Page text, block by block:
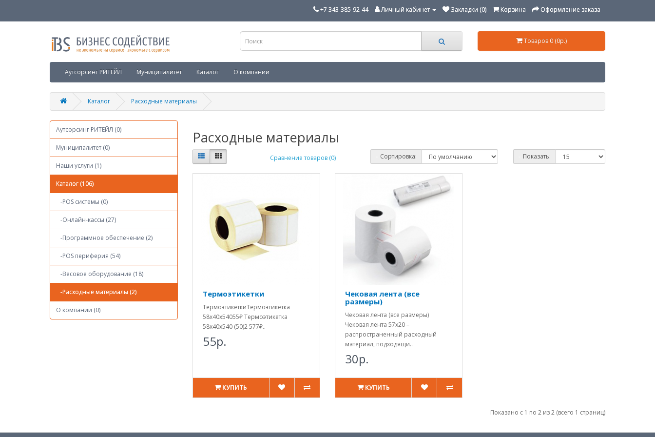
+7 343-385-92-44 Личный кабинет Закладки (0) Корзина Оформление заказа
Товаров 0 (0р.)
Аутсорсинг РИТЕЙЛ Муниципалитет Каталог О компании
Каталог Расходные материалы
Аутсорсинг РИТЕЙЛ (0)
Муниципалитет (0)
Наши услуги (1)
Каталог (106)
-POS системы (0)
-Онлайн-кассы (27)
-Программное обеспечение (2)
-POS периферия (54)
-Весовое оборудование (18)
-Расходные материалы (2)
О компании (0)
Расходные материалы
Сравнение товаров (0) Сортировка: Показать:
Термоэтикетки
ТермоэтикеткиТермоэтикетка
58х40х54055₽ Термоэтикетка
58х40х540 (50)2 577₽..
55р.
КУПИТЬ
Чековая лента (все
размеры)
Чековая лента (все размеры)
Чековая лента 57х20 –
распространенный расходный
материал, подходящи..
30р.
КУПИТЬ
Показано с 1 по 2 из 2 (всего 1 страниц)